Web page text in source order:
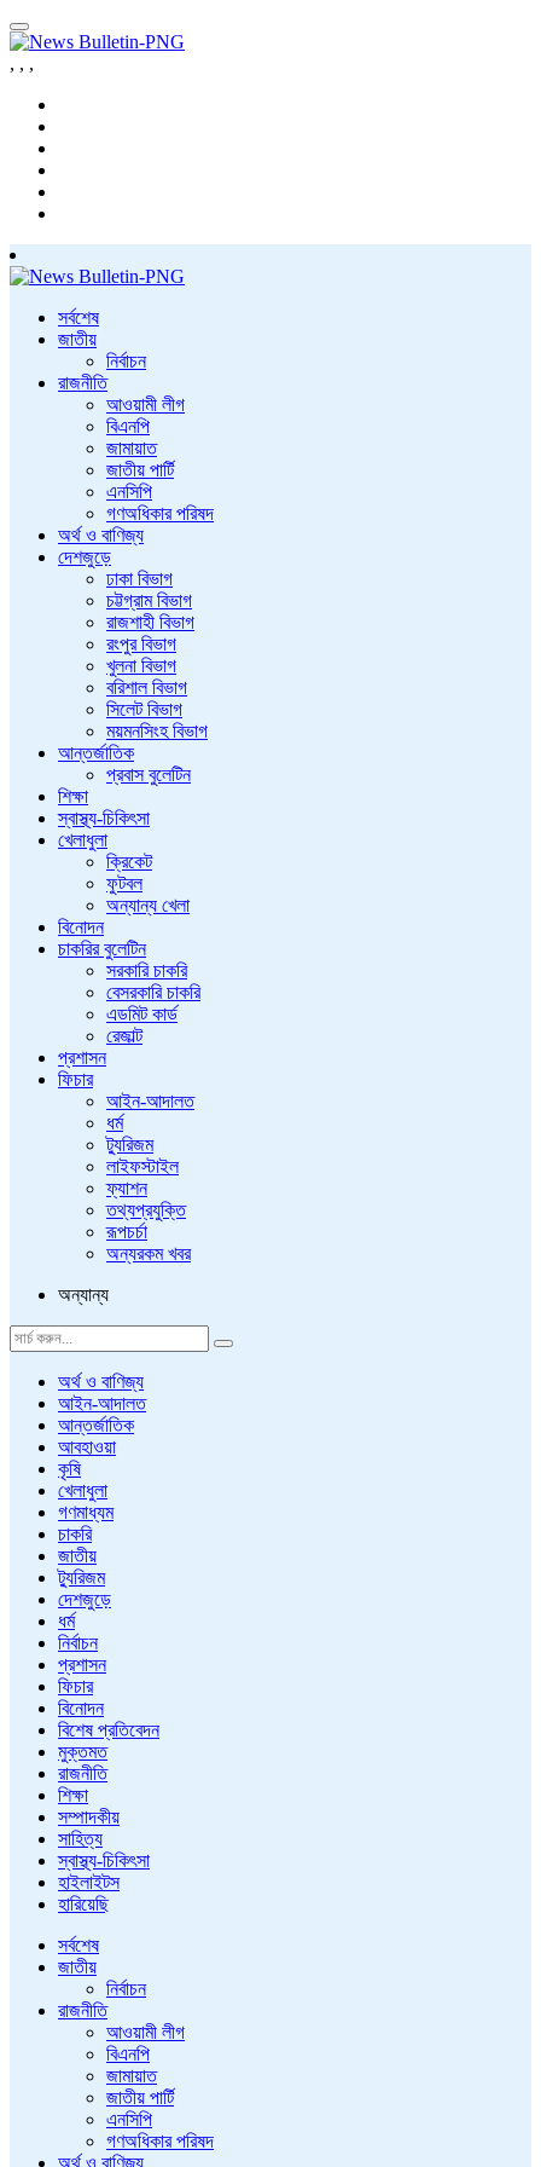
, , ,
সর্বশেষ
জাতীয়
নির্বাচন
রাজনীতি
আওয়ামী লীগ
বিএনপি
জামায়াত
জাতীয় পার্টি
এনসিপি
গণঅধিকার পরিষদ
অর্থ ও বাণিজ্য
দেশজুড়ে
ঢাকা বিভাগ
চট্টগ্রাম বিভাগ
রাজশাহী বিভাগ
রংপুর বিভাগ
খুলনা বিভাগ
বরিশাল বিভাগ
সিলেট বিভাগ
ময়মনসিংহ বিভাগ
আন্তর্জাতিক
প্রবাস বুলেটিন
শিক্ষা
স্বাস্থ্য-চিকিৎসা
খেলাধুলা
ক্রিকেট
ফুটবল
অন্যান্য খেলা
বিনোদন
চাকরির বুলেটিন
সরকারি চাকরি
বেসরকারি চাকরি
এডমিট কার্ড
রেজাল্ট
প্রশাসন
ফিচার
আইন-আদালত
ধর্ম
ট্যুরিজম
লাইফস্টাইল
ফ্যাশন
তথ্যপ্রযুক্তি
রূপচর্চা
অন্যরকম খবর
অন্যান্য
অর্থ ও বাণিজ্য
আইন-আদালত
আন্তর্জাতিক
আবহাওয়া
কৃষি
খেলাধুলা
গণমাধ্যম
চাকরি
জাতীয়
ট্যুরিজম
দেশজুড়ে
ধর্ম
নির্বাচন
প্রশাসন
ফিচার
বিনোদন
বিশেষ প্রতিবেদন
মুক্তমত
রাজনীতি
শিক্ষা
সম্পাদকীয়
সাহিত্য
স্বাস্থ্য-চিকিৎসা
হাইলাইটস
হারিয়েছি
সর্বশেষ
জাতীয়
নির্বাচন
রাজনীতি
আওয়ামী লীগ
বিএনপি
জামায়াত
জাতীয় পার্টি
এনসিপি
গণঅধিকার পরিষদ
অর্থ ও বাণিজ্য